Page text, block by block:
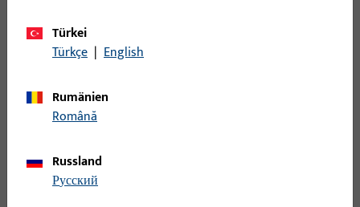
PAS670
6-34810-00-L-8 |
Parallelausstellschere
PAS350
Türkei
Türkçe | English
Rumänien
Română
Russland
русский